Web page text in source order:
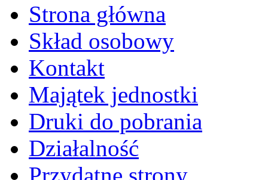
Strona główna
Skład osobowy
Kontakt
Majątek jednostki
Druki do pobrania
Działalność
Przydatne strony